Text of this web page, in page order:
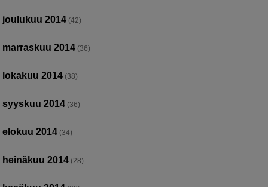
joulukuu 2014 (42)
marraskuu 2014 (36)
lokakuu 2014 (38)
syyskuu 2014 (36)
elokuu 2014 (34)
heinäkuu 2014 (28)